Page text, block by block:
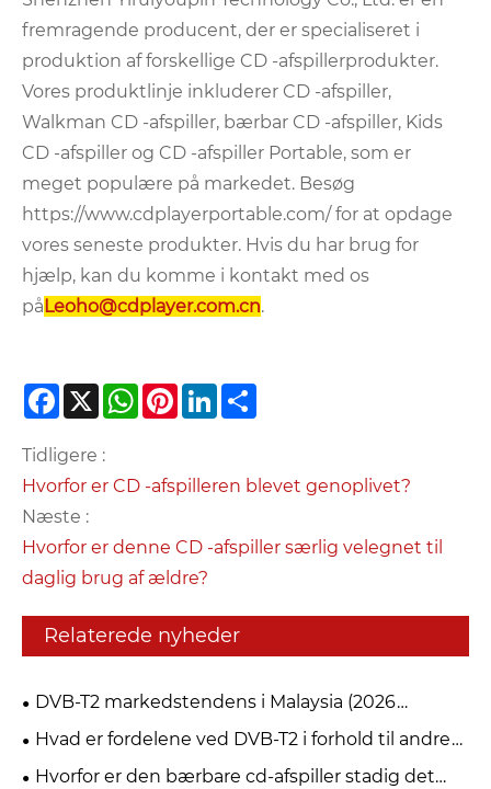
fremragende producent, der er specialiseret i
produktion af forskellige CD -afspillerprodukter.
Vores produktlinje inkluderer CD -afspiller,
Walkman CD -afspiller, bærbar CD -afspiller, Kids
CD -afspiller og CD -afspiller Portable, som er
meget populære på markedet. Besøg
https://www.cdplayerportable.com/ for at opdage
vores seneste produkter. Hvis du har brug for
hjælp, kan du komme i kontakt med os
påLeoho@cdplayer.com.cn.
Facebook
X WhatsApp
PinterestLinkedIn
Tidligere :
Hvorfor er CD -afspilleren blevet genoplivet?
Næste :
Hvorfor er denne CD -afspiller særlig velegnet til
daglig brug af ældre?
Relaterede nyheder
DVB-T2 markedstendens i Malaysia (2026
myFreeview / MYTV)
Hvad er fordelene ved DVB-T2 i forhold til andre
digitale tv-standarder?
Hvorfor er den bærbare cd-afspiller stadig det